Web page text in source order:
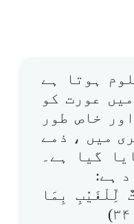
ہوتا ہے
عورت کو
خاص طور
میں ، ذمے
گیا ہے۔
ہے:
لِّلْغَیْْبِ بِمَا